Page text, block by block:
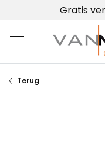
Gratis
Home |
Terug